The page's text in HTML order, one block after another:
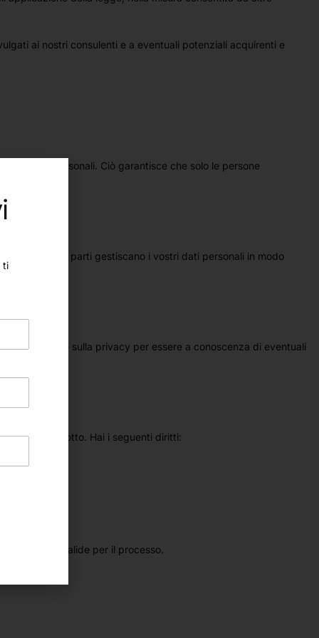
ai nostri consulenti e a eventuali potenziali acquirenti e
ai dati personali. Ciò garantisce che solo le persone
queste terze parti gestiscano i vostri dati personali in modo
sulla privacy per essere a conoscenza di eventuali
qui sotto. Hai i seguenti diritti:
delle basi valide per il processo.
ti